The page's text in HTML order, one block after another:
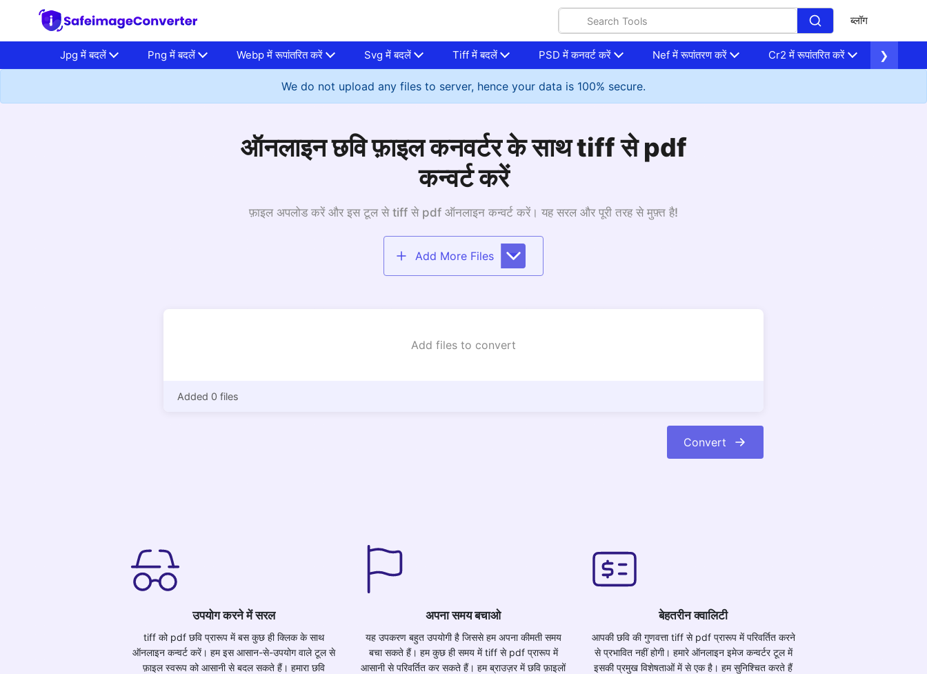
ब्लॉग
Jpg में बदलें Png में बदलें Webp में रूपांतरित करें Svg में बदलें Tiff में बदलें PSD में कनवर्ट करें Nef में रूपांतरण करें Cr2 में रूपांतरित करें Heic में
❯
We do not upload any files to server, hence your data is 100% secure.
ऑनलाइन छवि फ़ाइल कनवर्टर के साथ tiff से pdf
कन्वर्ट करें
फ़ाइल अपलोड करें और इस टूल से tiff से pdf ऑनलाइन कन्वर्ट करें। यह सरल और पूरी तरह से मुफ़्त है!
Add More Files
Add files to convert
Added 0 files
Convert
उपयोग करने में सरल
tiff को pdf छवि प्रारूप में बस कुछ ही क्लिक के साथ
ऑनलाइन कन्वर्ट करें। हम इस आसान-से-उपयोग वाले टूल से
फ़ाइल स्वरूप को आसानी से बदल सकते हैं। हमारा छवि
अपना समय बचाओ
यह उपकरण बहुत उपयोगी है जिससे हम अपना कीमती समय
बचा सकते हैं। हम कुछ ही समय में tiff से pdf प्रारूप में
आसानी से परिवर्तित कर सकते हैं। हम ब्राउज़र में छवि फ़ाइलों
बेहतरीन क्वालिटी
आपकी छवि की गुणवत्ता tiff से pdf प्रारूप में परिवर्तित करने
से प्रभावित नहीं होगी। हमारे ऑनलाइन इमेज कन्वर्टर टूल में
इसकी प्रमुख विशेषताओं में से एक है। हम सुनिश्चित करते हैं